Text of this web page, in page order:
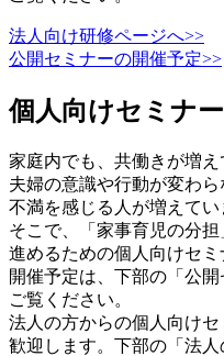
法人向け研修ページへ>>
公開セミナーの開催予定>>
個人向けセミナー
家庭内でも、共働きが増
夫婦の意識や行動が変わら
不満を感じる人が増えてい
そこで、「家事育児の分
進めるための個人向けセミ
開催予定は、下部の「公
ご覧ください。
法人の方からの個人向け
歓迎します。下部の「法